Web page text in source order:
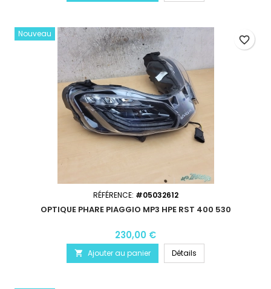
Nouveau
RÉFÉRENCE: #05032612
OPTIQUE PHARE PIAGGIO MP3 HPE RST 400 530
230,00 €
 Ajouter au panier Détails
favorite_border